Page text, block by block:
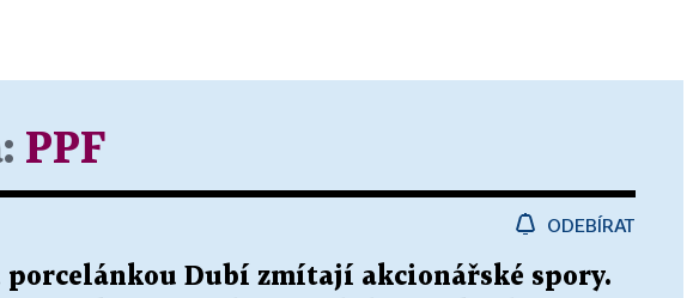
PPF
ODEBÍRAT
porcelánkou Dubí zmítají akcionářské spory.